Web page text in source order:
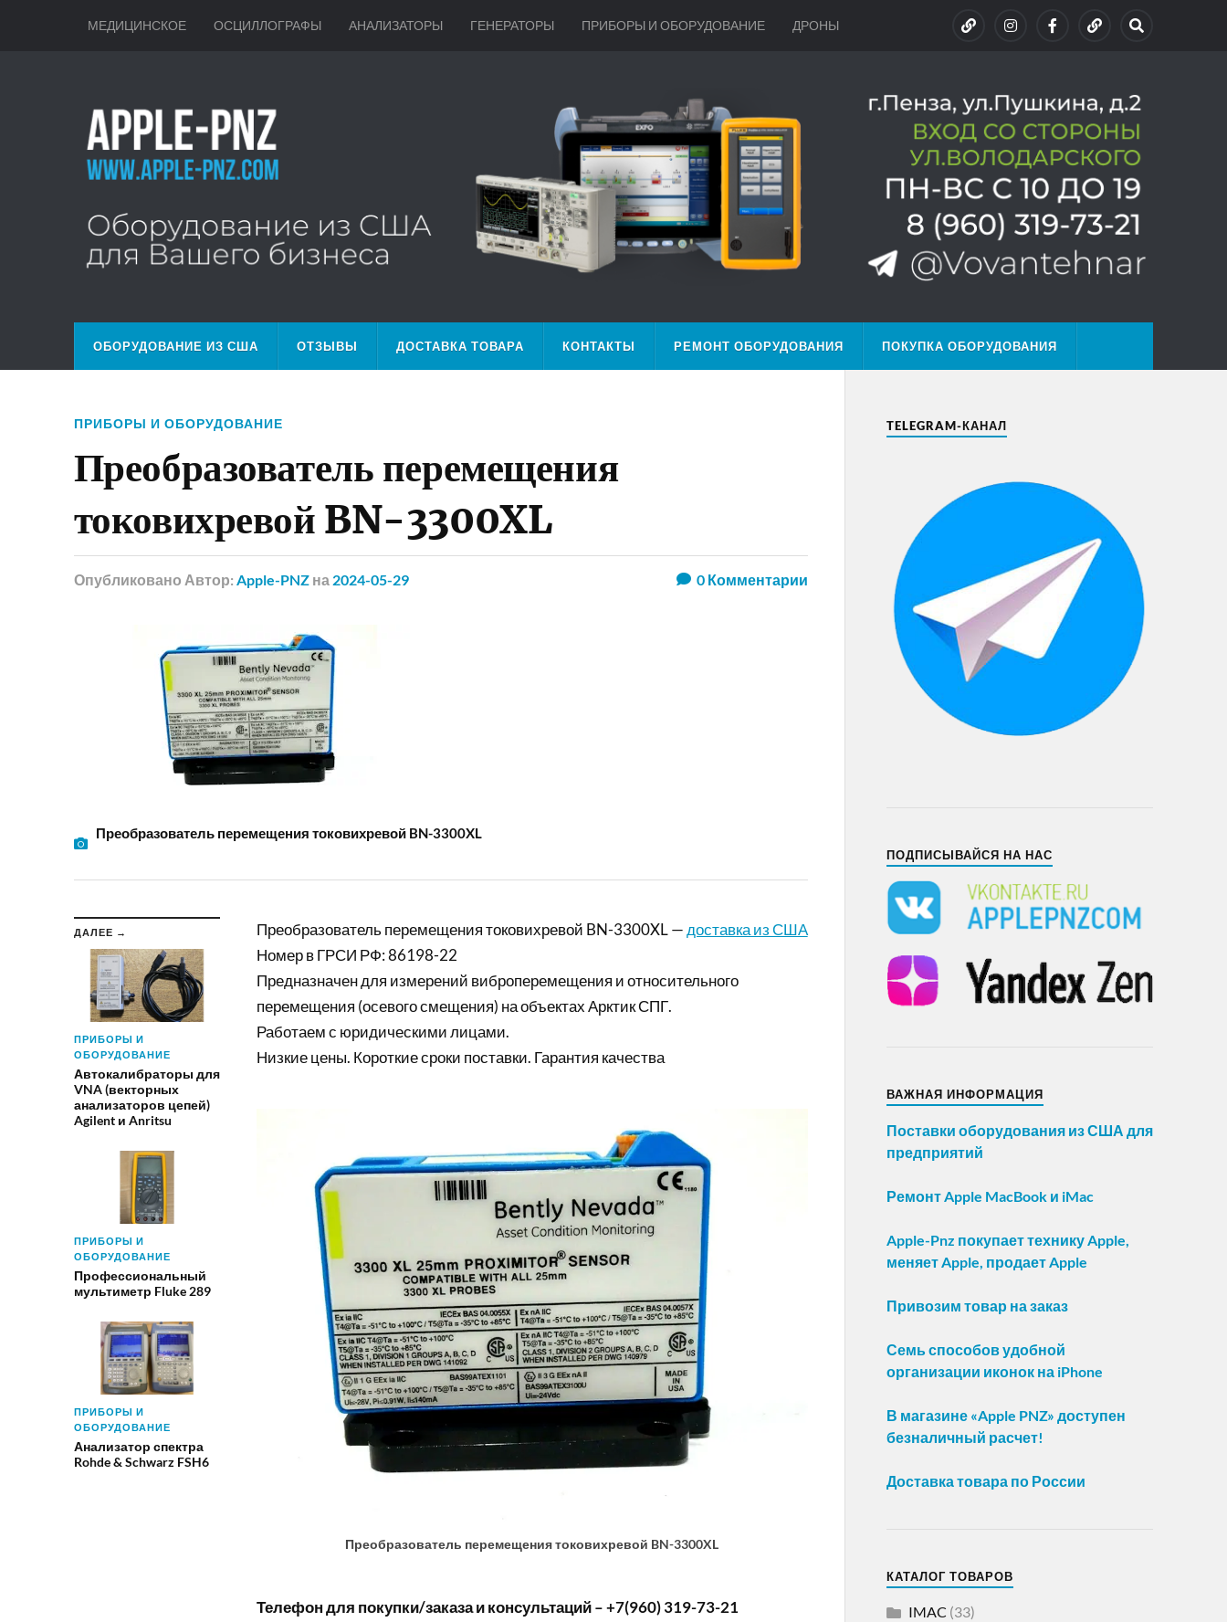
МЕДИЦИНСКОЕ ОСЦИЛЛОГРАФЫ АНАЛИЗАТОРЫ ГЕНЕРАТОРЫ ПРИБОРЫ И ОБОРУДОВАНИЕ ДРОНЫ
ОБОРУДОВАНИЕ ИЗ США ОТЗЫВЫ ДОСТАВКА ТОВАРА КОНТАКТЫ РЕМОНТ ОБОРУДОВАНИЯ ПОКУПКА ОБОРУДОВАНИЯ
ПРИБОРЫ И ОБОРУДОВАНИЕ
Преобразователь перемещения
токовихревой BN-3300XL
Опубликовано Автор: Apple-PNZ на 2024-05-29 0Комментарии
Преобразователь перемещения токовихревой BN-3300XL
ДАЛЕЕ →
ПРИБОРЫ И
ОБОРУДОВАНИЕ
Автокалибраторы для
VNA (векторных
анализаторов цепей)
Agilent и Anritsu
ПРИБОРЫ И
ОБОРУДОВАНИЕ
Профессиональный
мультиметр Fluke 289
ПРИБОРЫ И
ОБОРУДОВАНИЕ
Анализатор спектра
Rohde & Schwarz FSH6
Преобразователь перемещения токовихревой BN-3300XL — доставка из США
Номер в ГРСИ РФ: 86198-22
Предназначен для измерений виброперемещения и относительного
перемещения (осевого смещения) на объектах Арктик СПГ.
Работаем с юридическими лицами.
Низкие цены. Короткие сроки поставки. Гарантия качества
Преобразователь перемещения токовихревой BN-3300XL
Телефон для покупки/заказа и консультаций – +7(960) 319-73-21
TELEGRAM-КАНАЛ
ПОДПИСЫВАЙСЯ НА НАС
ВАЖНАЯ ИНФОРМАЦИЯ
Поставки оборудования из США для
предприятий
Ремонт Apple MacBook и iMac
Apple-Pnz покупает технику Apple,
меняет Apple, продает Apple
Привозим товар на заказ
Семь способов удобной
организации иконок на iPhone
В магазине «Apple PNZ» доступен
безналичный расчет!
Доставка товара по России
КАТАЛОГ ТОВАРОВ
IMAC (33)